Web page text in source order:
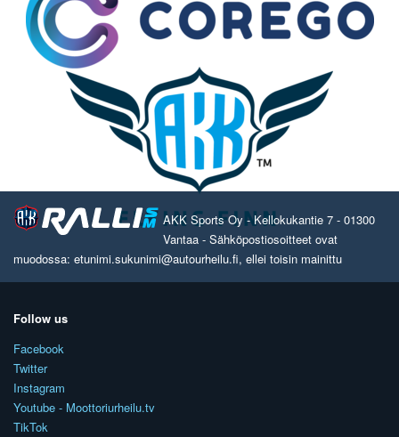
AKK Sports Oy - Kellokukantie 7 - 01300
Vantaa - Sähköpostiosoitteet ovat
muodossa: etunimi.sukunimi@autourheilu.fi, ellei toisin mainittu
Follow us
Facebook
Twitter
Instagram
Youtube - Moottoriurheilu.tv
TikTok